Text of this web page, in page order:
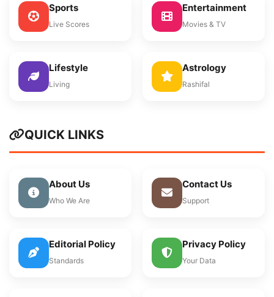
Sports
Live Scores
Entertainment
Movies & TV
Lifestyle
Living
Astrology
Rashifal
QUICK LINKS
About Us
Who We Are
Contact Us
Support
Editorial Policy
Standards
Privacy Policy
Your Data